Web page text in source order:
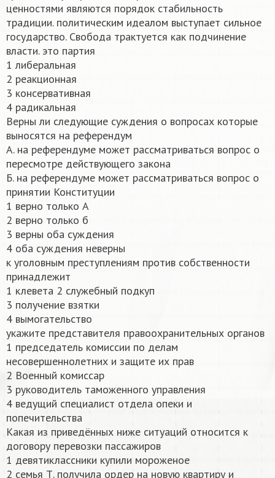
ценностями являются порядок стабильность
традиции. политическим идеалом выступает сильное
государство. Свобода трактуется как подчинение
власти. это партия
1 либеральная
2 реакционная
3 консервативная
4 радикальная
Верны ли следующие суждения о вопросах которые
выносятся на референдум
А. на референдуме может рассматриваться вопрос о
пересмотре действующего закона
Б. на референдуме может рассматриваться вопрос о
принятии Конституции
1 верно только А
2 верно только б
3 верны оба суждения
4 оба суждения неверны
к уголовным преступлениям против собственности
принадлежит
1 клевета 2 служебный подкуп
3 получение взятки
4 вымогательство
укажите представителя правоохранительных органов
1 председатель комиссии по делам
несовершеннолетних и защите их прав
2 Военный комиссар
3 руководитель таможенного управления
4 ведущий специалист отдела опеки и
попечительства
Какая из приведённых ниже ситуаций относится к
договору перевозки пассажиров
1 девятиклассники купили мороженое
2 семья Т. получила ордер на новую квартиру и